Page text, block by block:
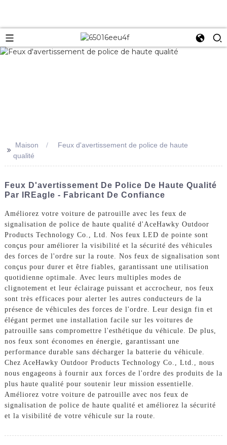
>> Maison
Feux d'avertissement de police de haute
qualité
Feux D'avertissement De Police De Haute Qualité
Par IREagle - Fabricant De Confiance
Améliorez votre voiture de patrouille avec les feux de
signalisation de police de haute qualité d'AceHawky Outdoor
Products Technology Co., Ltd. Nos feux LED de pointe sont
conçus pour améliorer la visibilité et la sécurité des véhicules
des forces de l'ordre sur la route. Nos feux de signalisation sont
conçus pour durer et être fiables, garantissant une utilisation
quotidienne optimale. Avec leurs multiples modes de
clignotement et leur éclairage puissant et accrocheur, nos feux
sont très efficaces pour alerter les autres conducteurs de la
présence de véhicules des forces de l'ordre. Leur design fin et
élégant permet une installation facile sur les voitures de
patrouille sans compromettre l'esthétique du véhicule. De plus,
nos feux sont économes en énergie, garantissant une
performance durable sans décharger la batterie du véhicule.
Chez AceHawky Outdoor Products Technology Co., Ltd., nous
nous engageons à fournir aux forces de l'ordre des produits de la
plus haute qualité pour soutenir leur mission essentielle.
Améliorez votre voiture de patrouille avec nos feux de
signalisation de police de haute qualité et améliorez la sécurité
et la visibilité de votre véhicule sur la route.